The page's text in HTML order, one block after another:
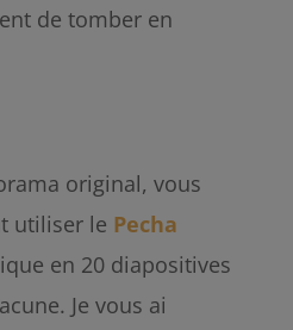
de tomber en
original, vous
utiliser le Pecha
en 20 diapositives
Je vous ai